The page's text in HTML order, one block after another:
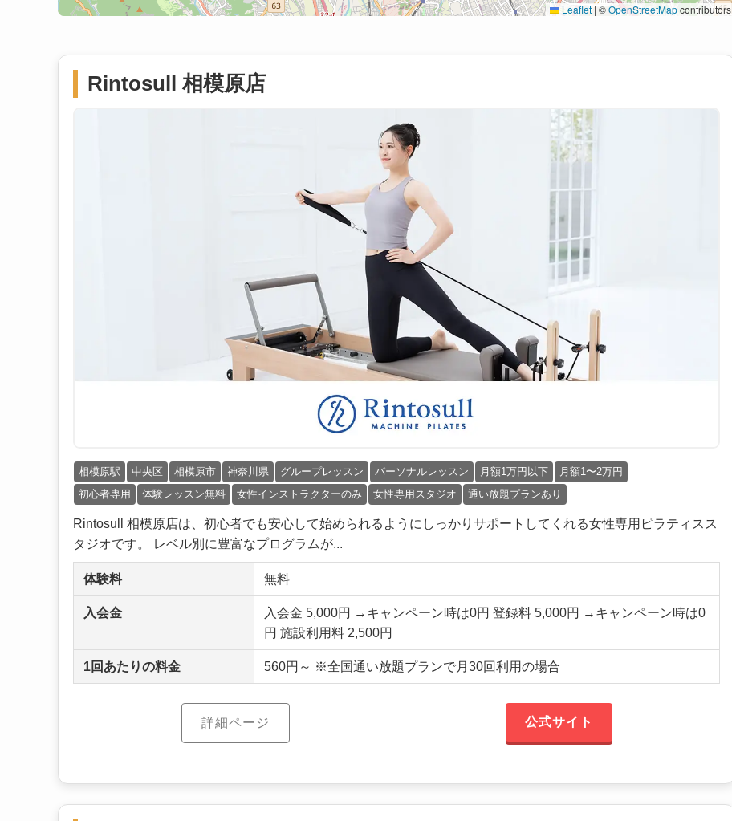
Leaflet| ©OpenStreetMapcontributors
Rintosull 相模原店
相模原駅 中央区 相模原市 神奈川県 グループレッスン パーソナルレッスン 月額1万円以下
月額1〜2万円
初心者専用
体験レッスン無料 女性インストラクターのみ 女性専用スタジオ 通い放題プランあり
Rintosull 相模原店は、初心者でも安心して始められるようにしっかりサポートしてくれる女性専用ピラティスス
タジオです。 レベル別に豊富なプログラムが...
体験料 無料
入会金
入会金 5,000円 →キャンペーン時は0円 登録料 5,000円 →キャンペーン時は0
円 施設利用料 2,500円
1回あたりの料金 560円～ ※全国通い放題プランで月30回利用の場合
詳細ページ 公式サイト